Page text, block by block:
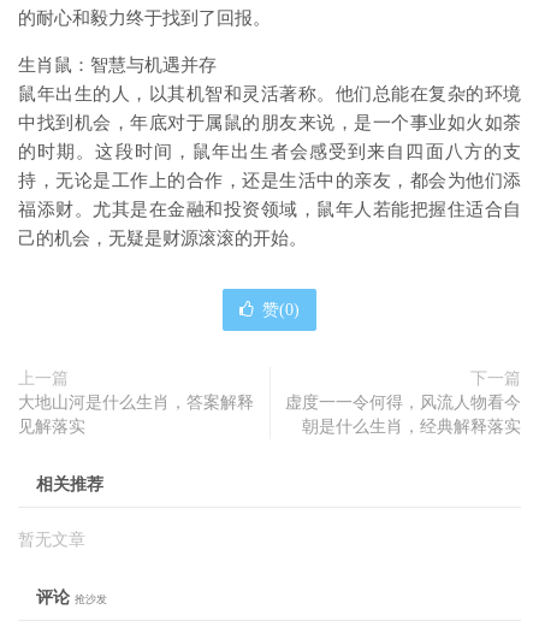
的耐心和毅力终于找到了回报。
生肖鼠：智慧与机遇并存
鼠年出生的人，以其机智和灵活著称。他们总能在复杂的环境
中找到机会，年底对于属鼠的朋友来说，是一个事业如火如荼
的时期。这段时间，鼠年出生者会感受到来自四面八方的支
持，无论是工作上的合作，还是生活中的亲友，都会为他们添
福添财。尤其是在金融和投资领域，鼠年人若能把握住适合自
己的机会，无疑是财源滚滚的开始。
赞(0)
上一篇
大地山河是什么生肖，答案解释
见解落实
下一篇
虚度一一令何得，风流人物看今
朝是什么生肖，经典解释落实
相关推荐
暂无文章
评论 抢沙发